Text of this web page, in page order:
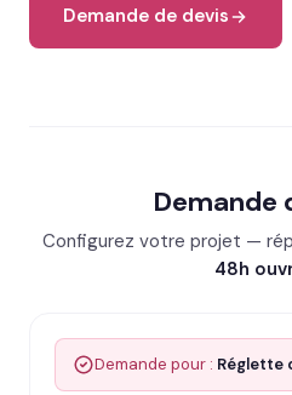
Demande de devis
Demande
Configurez votre projet —
48h
Demande pour : Réglette